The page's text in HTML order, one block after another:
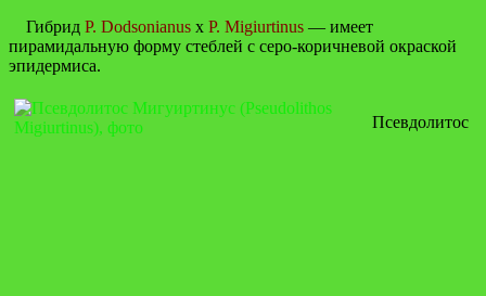
Гибрид P. Dodsonianus x P. Migiurtinus — имеет
пирамидальную форму стеблей с серо-коричневой окраской
эпидермиса.
Псевдолитос